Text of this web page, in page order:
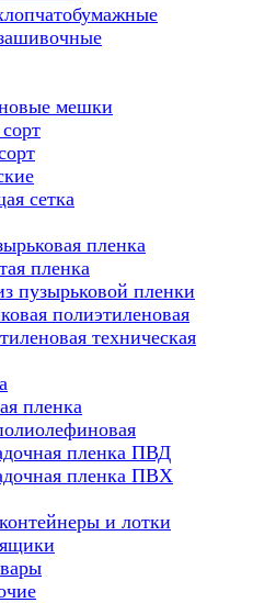
мешки
сетка
пленка
пленка
пузырьковой пленки
полиэтиленовая
техническая
пленка
пленка ПВД
пленка ПВХ
и лотки